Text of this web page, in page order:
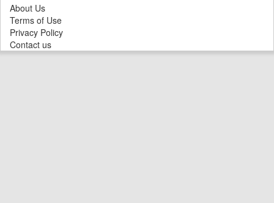
About Us
Terms of Use
Privacy Policy
Contact us